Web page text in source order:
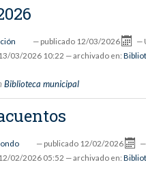
— publicado 12/03/2026 —
13/03/2026 10:22 — archivado en:
Biblioteca municipal
— publicado 12/02/2026 —
12/02/2026 05:52 — archivado en: